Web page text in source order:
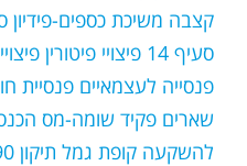
קצבה משיכת כספים-פידיון
סעיף 14
פיצויי פיטורין
פנסייה לעצמאיים פנסיית
שארים פקיד שומה-מס
להשקעה קופת גמל תיקון 190